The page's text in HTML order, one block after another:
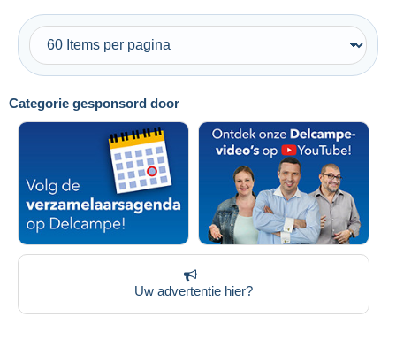
Categorie gesponsord door
Uw advertentie hier?